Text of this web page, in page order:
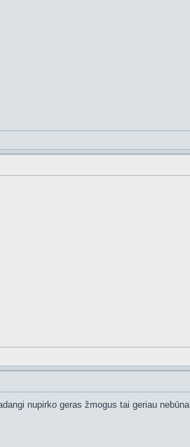
nupirko geras žmogus tai geriau nebūna